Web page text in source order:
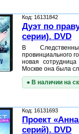
Код: 16131842
Дуэт по
серии). DVD
В
провинциального
новая
Москве она была
● В наличии на
Код: 16131693
Проект
серий). DVD